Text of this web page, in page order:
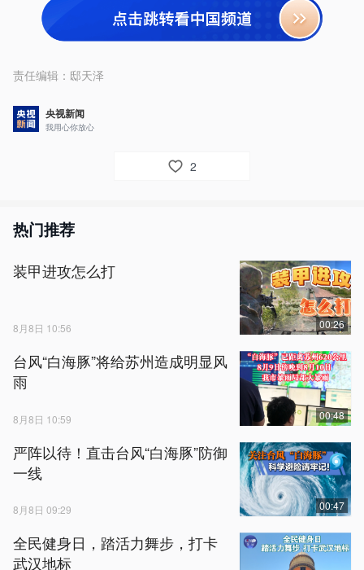
责任编辑： 邸天泽
央视新闻
我用心你放心
2
热门推荐
装甲进攻怎么打
8月8日 10:56 00:26
台风“白海豚”将给苏州造成明显风
雨
8月8日 10:59 00:48
严阵以待！直击台风“白海豚”防御
一线
8月8日 09:29 00:47
全民健身日，踏活力舞步，打卡
武汉地标